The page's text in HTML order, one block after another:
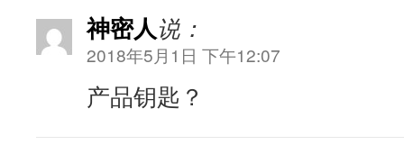
神密人说：
2018年5月1日 下午12:07
产品钥匙？